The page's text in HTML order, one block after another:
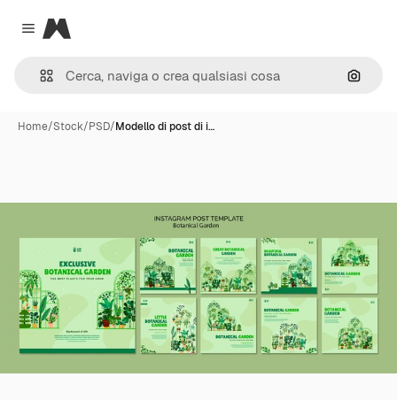
Close menu
Magnific
Cerca
Home/Stock/PSD/Modello di post di i…